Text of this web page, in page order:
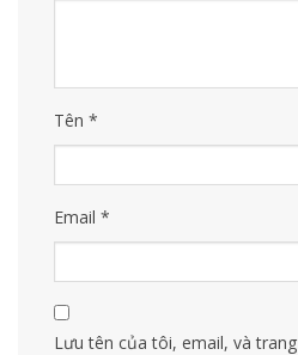
Tên *
Email *
Lưu tên của tôi, email, và